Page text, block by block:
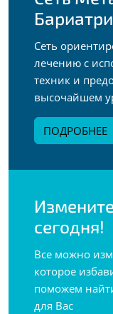
Сеть
лечению с
техник и
высочайшем
ПОДРОБНЕЕ
сегодня!
Все можно
которое
поможем
для Вас